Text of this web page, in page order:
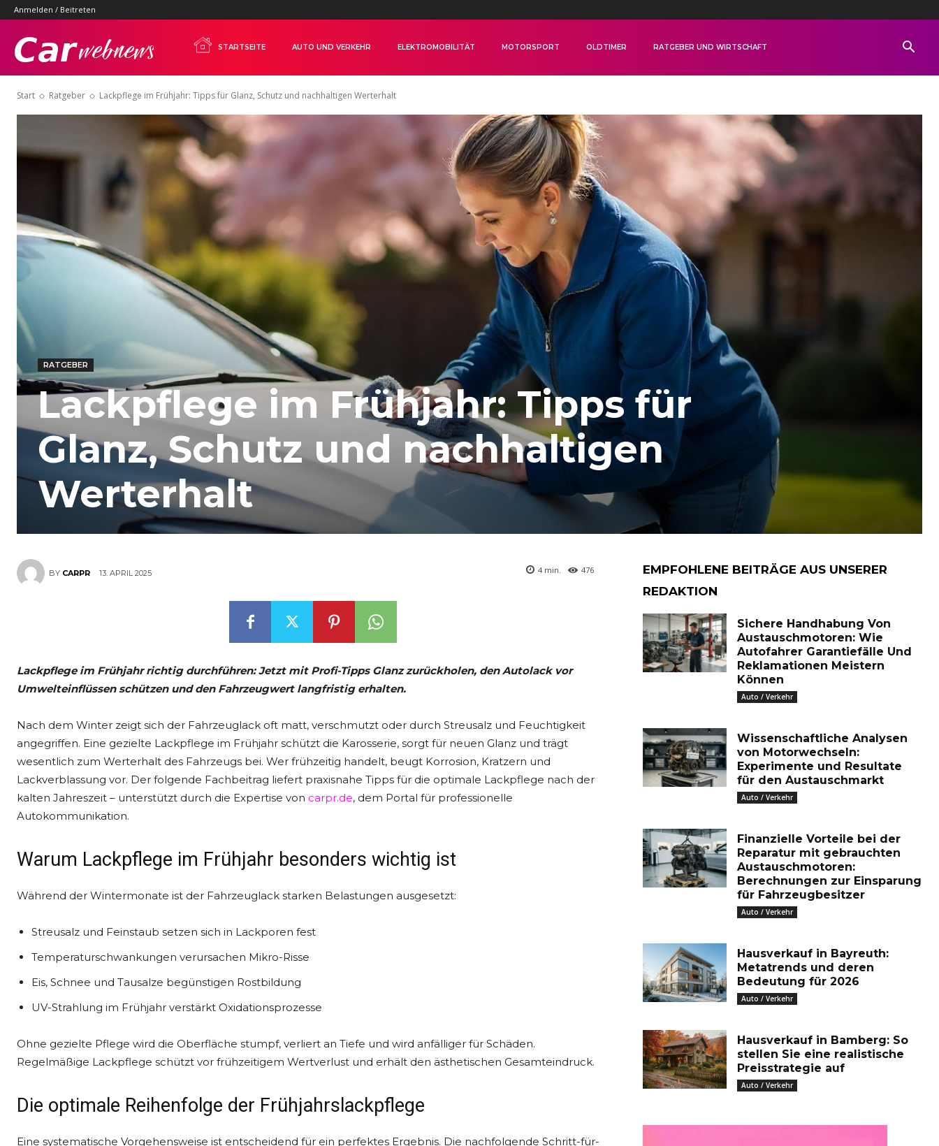
Anmelden / Beitreten
Carwebnews.comSTARTSEITE AUTO UND VERKEHR ELEKTROMOBILITÄT MOTORSPORT OLDTIMER RATGEBER UND WIRTSCHAFT
Start Ratgeber Lackpflege im Frühjahr: Tipps für Glanz, Schutz und nachhaltigen Werterhalt
RATGEBER
Lackpflege im Frühjahr: Tipps für
Glanz, Schutz und nachhaltigen
Werterhalt
BY CARPR 13. APRIL 2025 476
4 min.
Lackpflege im Frühjahr richtig durchführen: Jetzt mit Profi-Tipps Glanz zurückholen, den Autolack vor
Umwelteinflüssen schützen und den Fahrzeugwert langfristig erhalten.
Nach dem Winter zeigt sich der Fahrzeuglack oft matt, verschmutzt oder durch Streusalz und Feuchtigkeit
angegriffen. Eine gezielte Lackpflege im Frühjahr schützt die Karosserie, sorgt für neuen Glanz und trägt
wesentlich zum Werterhalt des Fahrzeugs bei. Wer frühzeitig handelt, beugt Korrosion, Kratzern und
Lackverblassung vor. Der folgende Fachbeitrag liefert praxisnahe Tipps für die optimale Lackpflege nach der
kalten Jahreszeit – unterstützt durch die Expertise von carpr.de, dem Portal für professionelle
Autokommunikation.
Warum Lackpflege im Frühjahr besonders wichtig ist
Während der Wintermonate ist der Fahrzeuglack starken Belastungen ausgesetzt:
Streusalz und Feinstaub setzen sich in Lackporen fest
Temperaturschwankungen verursachen Mikro-Risse
Eis, Schnee und Tausalze begünstigen Rostbildung
UV-Strahlung im Frühjahr verstärkt Oxidationsprozesse
Ohne gezielte Pflege wird die Oberfläche stumpf, verliert an Tiefe und wird anfälliger für Schäden.
Regelmäßige Lackpflege schützt vor frühzeitigem Wertverlust und erhält den ästhetischen Gesamteindruck.
Die optimale Reihenfolge der Frühjahrslackpflege
Eine systematische Vorgehensweise ist entscheidend für ein perfektes Ergebnis. Die nachfolgende Schritt-für-
EMPFOHLENE BEITRÄGE AUS UNSERER
REDAKTION
Sichere Handhabung Von
Austauschmotoren: Wie
Autofahrer Garantiefälle Und
Reklamationen Meistern
Können
Auto / Verkehr
Wissenschaftliche Analysen
von Motorwechseln:
Experimente und Resultate
für den Austauschmarkt
Auto / Verkehr
Finanzielle Vorteile bei der
Reparatur mit gebrauchten
Austauschmotoren:
Berechnungen zur Einsparung
für Fahrzeugbesitzer
Auto / Verkehr
Hausverkauf in Bayreuth:
Metatrends und deren
Bedeutung für 2026
Auto / Verkehr
Hausverkauf in Bamberg: So
stellen Sie eine realistische
Preisstrategie auf
Auto / Verkehr